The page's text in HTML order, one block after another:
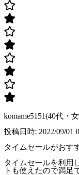
komame5151(40代・
投稿日時: 2022/09/01
タイムセールがおす
タイムセールを利用
トも使えたので満足